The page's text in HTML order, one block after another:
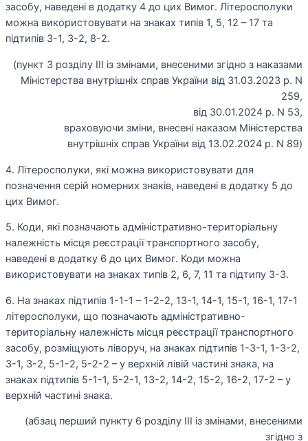
засобу, наведені в додатку 4 до цих Вимог. Літеросполуки
можна використовувати на знаках типів 1, 5, 12 – 17 та
підтипів 3-1, 3-2, 8-2.
(пункт 3 розділу III із змінами, внесеними згідно з наказами
Міністерства внутрішніх справ України від 31.03.2023 р. N
259,
від 30.01.2024 р. N 53,
враховуючи зміни, внесені наказом Міністерства
внутрішніх справ України від 13.02.2024 р. N 89)
4. Літеросполуки, які можна використовувати для
позначення серій номерних знаків, наведені в додатку 5 до
цих Вимог.
5. Коди, які позначають адміністративно-територіальну
належність місця реєстрації транспортного засобу,
наведені в додатку 6 до цих Вимог. Коди можна
використовувати на знаках типів 2, 6, 7, 11 та підтипу 3-3.
6. На знаках підтипів 1-1-1 – 1-2-2, 13-1, 14-1, 15-1, 16-1, 17-1
літеросполуки, що позначають адміністративно-
територіальну належність місця реєстрації транспортного
засобу, розміщують ліворуч, на знаках підтипів 1-3-1, 1-3-2,
3-1, 3-2, 5-1-2, 5-2-2 – у верхній лівій частині знака, на
знаках підтипів 5-1-1, 5-2-1, 13-2, 14-2, 15-2, 16-2, 17-2 – у
верхній частині знака.
(абзац перший пункту 6 розділу III із змінами, внесеними
згідно з